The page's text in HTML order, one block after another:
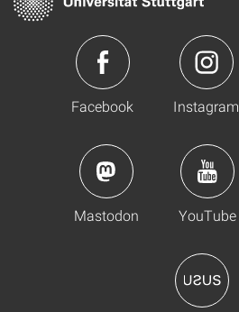
Facebook Instagram
Mastodon YouTube